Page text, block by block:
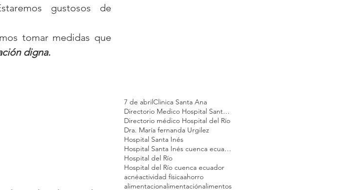
gustosos de
tomar medidas que
digna.
7 de abrilClinica Santa Ana
Directorio Medico Hospital Santa Inés
Directorio médico Hospital del Río
Dra. María fernanda Urgilez
Hospital Santa Inés
Hospital Santa Inés cuenca ecuador
Hospital del Río
Hospital del Río cuenca ecuador
acnéactividad físicaahorro
alimentacionalimentaciónalimentos